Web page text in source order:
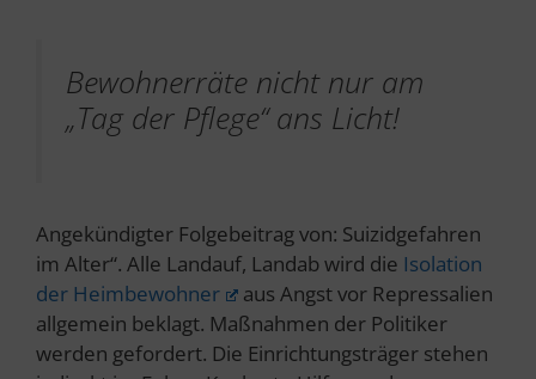
Bewohnerräte nicht nur am
„Tag der Pflege“ ans Licht!
Angekündigter Folgebeitrag von: Suizidgefahren
im Alter“. Alle Landauf, Landab wird die Isolation
der Heimbewohner
aus Angst vor Repressalien
allgemein beklagt. Maßnahmen der Politiker
werden gefordert. Die Einrichtungsträger stehen